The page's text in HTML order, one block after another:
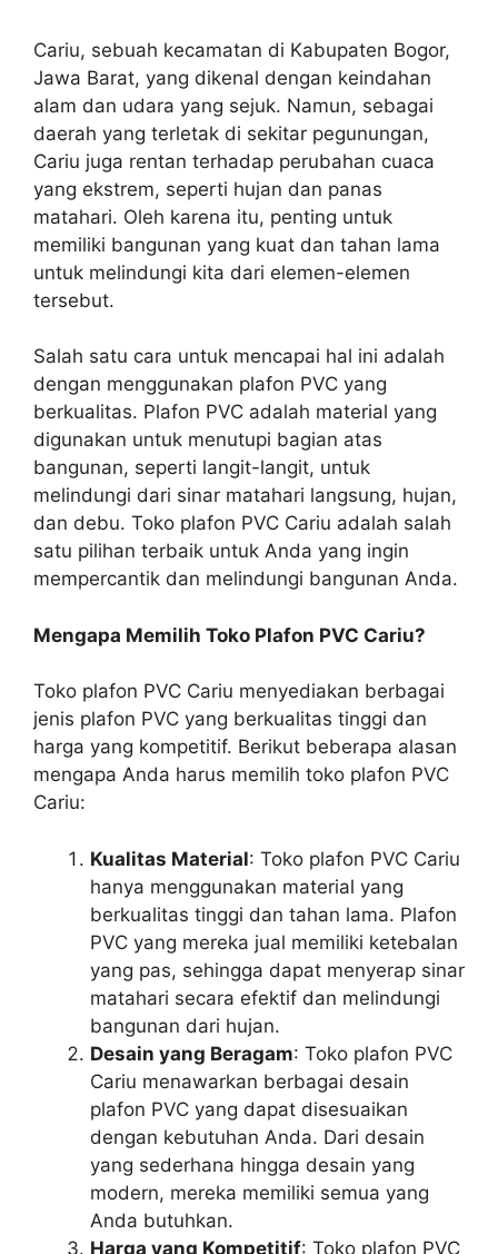
Cariu, sebuah kecamatan di Kabupaten Bogor,
Jawa Barat, yang dikenal dengan keindahan
alam dan udara yang sejuk. Namun, sebagai
daerah yang terletak di sekitar pegunungan,
Cariu juga rentan terhadap perubahan cuaca
yang ekstrem, seperti hujan dan panas
matahari. Oleh karena itu, penting untuk
memiliki bangunan yang kuat dan tahan lama
untuk melindungi kita dari elemen-elemen
tersebut.
Salah satu cara untuk mencapai hal ini adalah
dengan menggunakan plafon PVC yang
berkualitas. Plafon PVC adalah material yang
digunakan untuk menutupi bagian atas
bangunan, seperti langit-langit, untuk
melindungi dari sinar matahari langsung, hujan,
dan debu. Toko plafon PVC Cariu adalah salah
satu pilihan terbaik untuk Anda yang ingin
mempercantik dan melindungi bangunan Anda.
Mengapa Memilih Toko Plafon PVC Cariu?
Toko plafon PVC Cariu menyediakan berbagai
jenis plafon PVC yang berkualitas tinggi dan
harga yang kompetitif. Berikut beberapa alasan
mengapa Anda harus memilih toko plafon PVC
Cariu:
Kualitas Material: Toko plafon PVC Cariu
hanya menggunakan material yang
berkualitas tinggi dan tahan lama. Plafon
PVC yang mereka jual memiliki ketebalan
yang pas, sehingga dapat menyerap sinar
matahari secara efektif dan melindungi
bangunan dari hujan.
Desain yang Beragam: Toko plafon PVC
Cariu menawarkan berbagai desain
plafon PVC yang dapat disesuaikan
dengan kebutuhan Anda. Dari desain
yang sederhana hingga desain yang
modern, mereka memiliki semua yang
Anda butuhkan.
Harga yang Kompetitif: Toko plafon PVC